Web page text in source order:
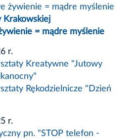
żywienie = mądre myślenie
Krakowskiej
= mądre myślenie
r.
Kreatywne "Jutowy
Rękodzielnicze "Dzień
r.
pn. "STOP telefon -